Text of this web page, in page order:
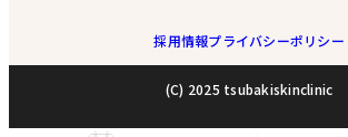
採用情報プライバシーポリシー
(C) 2025 tsubakiskinclinic